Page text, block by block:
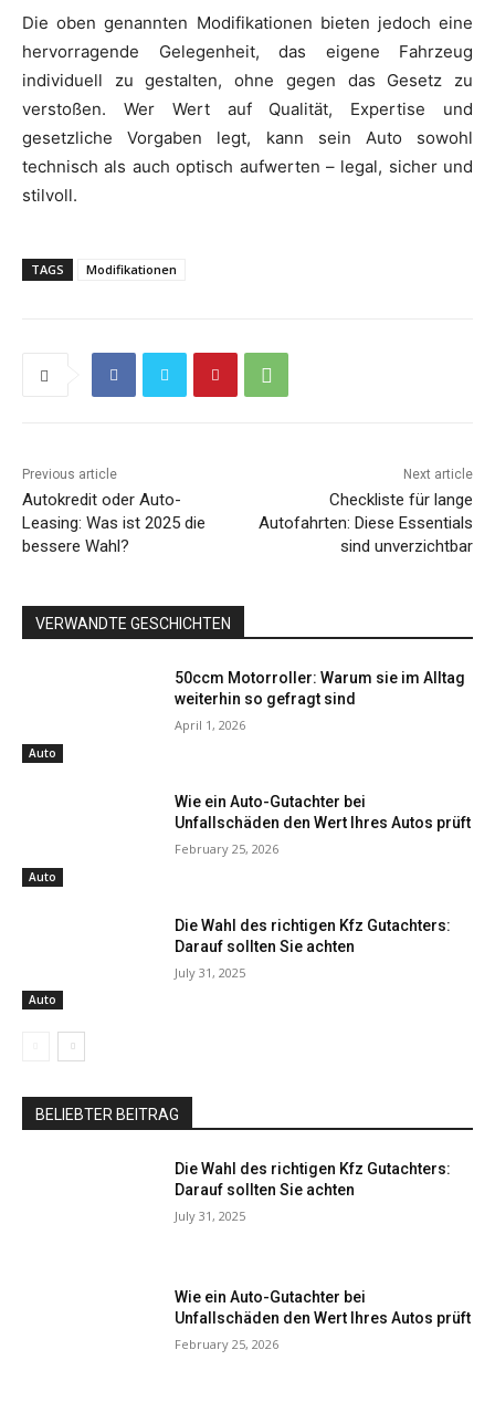
Die oben genannten Modifikationen bieten jedoch eine
hervorragende Gelegenheit, das eigene Fahrzeug
individuell zu gestalten, ohne gegen das Gesetz zu
verstoßen. Wer Wert auf Qualität, Expertise und
gesetzliche Vorgaben legt, kann sein Auto sowohl
technisch als auch optisch aufwerten – legal, sicher und
stilvoll.
TAGS Modifikationen
Previous article
Autokredit oder Auto-
Leasing: Was ist 2025 die
bessere Wahl?
Next article
Checkliste für lange
Autofahrten: Diese Essentials
sind unverzichtbar
VERWANDTE GESCHICHTEN
Auto
50ccm Motorroller: Warum sie im Alltag
weiterhin so gefragt sind
April 1, 2026
Auto
Wie ein Auto-Gutachter bei
Unfallschäden den Wert Ihres Autos prüft
February 25, 2026
Auto
Die Wahl des richtigen Kfz Gutachters:
Darauf sollten Sie achten
July 31, 2025
BELIEBTER BEITRAG
Die Wahl des richtigen Kfz Gutachters:
Darauf sollten Sie achten
July 31, 2025
Wie ein Auto-Gutachter bei
Unfallschäden den Wert Ihres Autos prüft
February 25, 2026